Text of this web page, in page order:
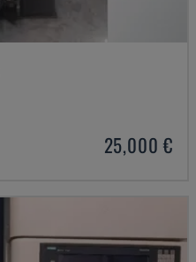
25,000 €